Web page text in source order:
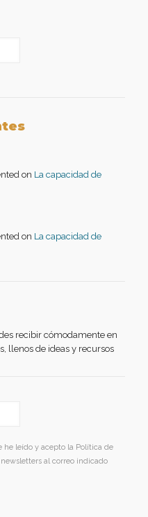
on La capacidad de
on La capacidad de
recibir cómodamente en
llenos de ideas y recursos
he leído y acepto la Política de
al correo indicado